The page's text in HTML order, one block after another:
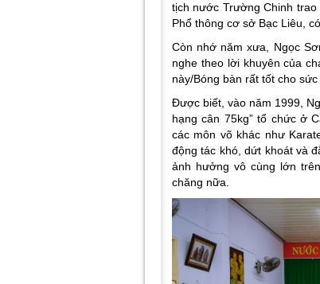
tịch nước Trường Chinh
Phổ thông cơ sở Bạc Liêu,
Còn nhớ năm xưa, Ngọc
nghe theo lời khuyên của
này/Bóng bàn rất tốt cho
Được biết, vào năm 1999,
hạng cân 75kg” tổ chức ở
các môn võ khác như
động tác khó, dứt khoát và
ảnh hưởng vô cùng lớn
chăng nữa.